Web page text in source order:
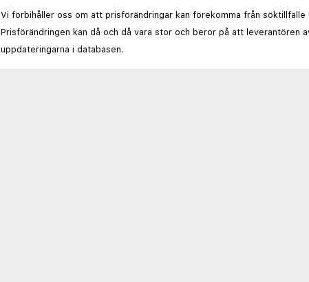
Vi förbihåller oss om att prisförändringar kan förekomma från
Prisförändringen kan då och då vara stor och beror på att leverantören
uppdateringarna i databasen.